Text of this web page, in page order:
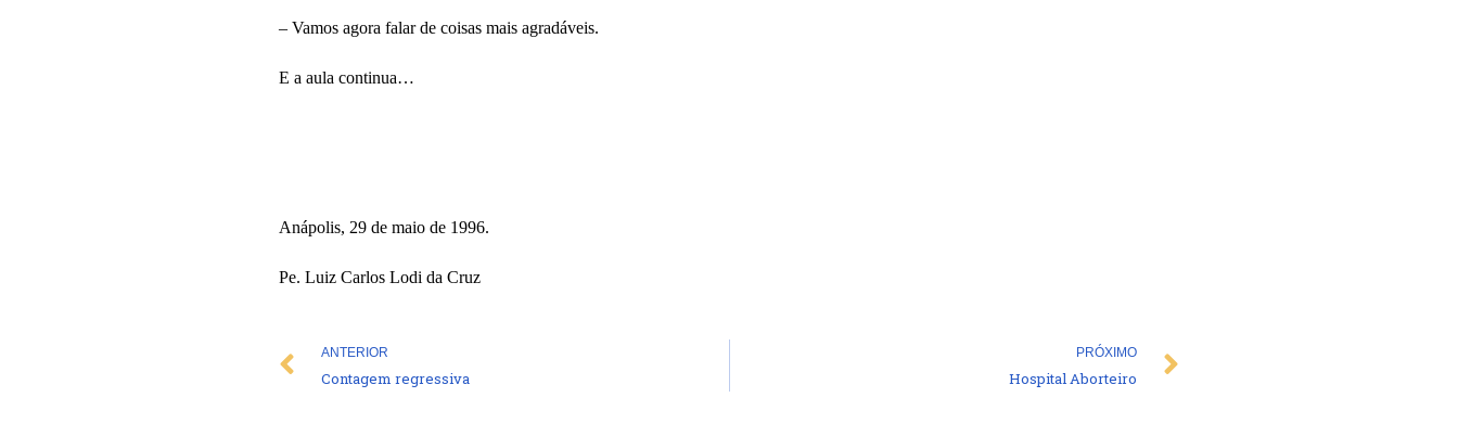
– Vamos agora falar de coisas mais agradáveis.
E a aula continua…
Anápolis, 29 de maio de 1996.
Pe. Luiz Carlos Lodi da Cruz
Prev
ANTERIOR
Contagem regressiva
PRÓXIMO
Hospital Aborteiro